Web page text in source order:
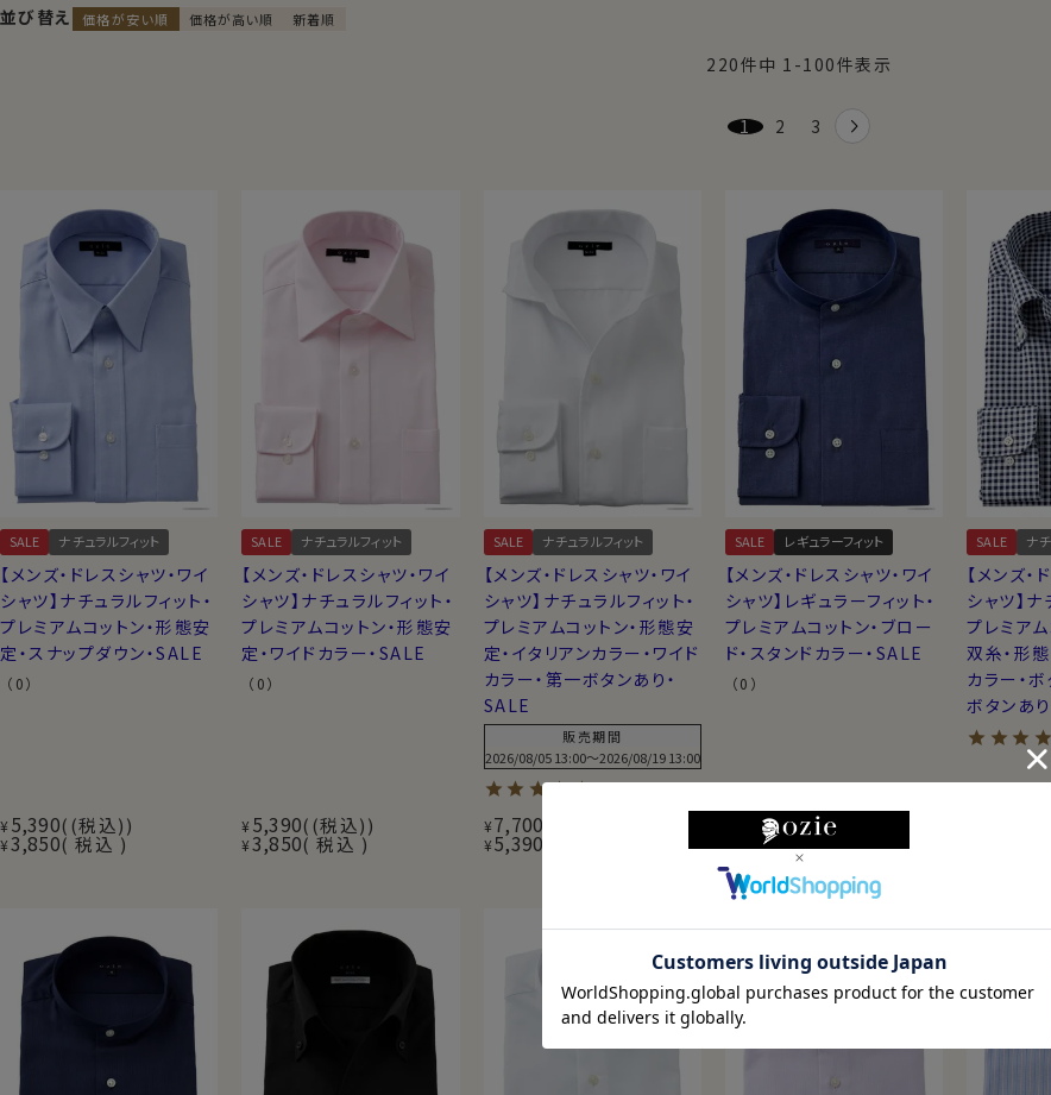
■ 『プレミアムコットン＝超長綿』の代表的なブランド
世界的に評価の高いエジプト綿。その中でも、ナイル川流域のごく一部でしか採れない希少性の高い超長
手間のかかる作業を行ったもの。よりソフトでなめらかな生地に仕上げた最高級綿のシャツは、手放せな
い１枚となることでしょう。
カリビアンコットン
カリブの豊かな自然の中で育てられた超長綿、それがカリビアンコットンです。
しなやかなソフト感、肌ざわり、上品な光沢感はエレガンスそのもの。
その着心地のよさからリピーター続出の人気生地です。
スーピマ綿
綿の育つ気候に最適な乾燥した暑い気候のアメリカ南西部４州（テキサス・ニューメキシコ・アリゾナ・カリ
フォルニア）で採れる超長綿。得に柔軟性や耐久性・発色性にすぐれ、型崩れしにくいのが特徴です。
中国の新疆（しんきょう）ウイグル自治区で採れる超長綿です。 天山山脈の雪解け水と、灼熱の太陽によっ
て鍛えられる新疆綿は、繊維長が超長綿の中でもひときわ長く、上品な光沢・しなやかでソフトな触感をう
みだします。
※正式名称は『超長綿』です。ozieでは、お客様に直感的にわかりやすいように『プレミアムコットン』とよ
店長・柳田のひとことプッシュ！
並び替え 価格が安い順 価格が高い順 新着順
220件中 1 -100件表示
1 2 3
SALE ナチュラルフィット
【メンズ・ドレスシャツ・ワイ
シャツ】ナチュラルフィット・
プレミアムコットン・形態安
定・スナップダウン・SALE
（0）
¥ 5,390 (税込)
¥3,850 税込
SALE ナチュラルフィット
【メンズ・ドレスシャツ・ワイ
シャツ】ナチュラルフィット・
プレミアムコットン・形態安
定・ワイドカラー・SALE
（0）
¥ 5,390 (税込)
¥3,850 税込
SALE ナチュラルフィット
【メンズ・ドレスシャツ・ワイ
シャツ】ナチュラルフィット・
プレミアムコットン・形態安
定・イタリアンカラー・ワイド
カラー・第一ボタンあり・
SALE
販売期間
2026/08/05 13:00〜2026/08/19 13:00
4.50（2）
¥7,700
¥5,390
SALE レギュラーフィット
【メンズ・ドレスシャツ・ワイ
シャツ】レギュラーフィット・
プレミアムコットン・ブロー
ド・スタンドカラー・SALE
（0）
7,700 (税込)
¥5,390 税込
SALE ナ
【メンズ・
シャツ】ナ
プレミア
双糸・形
カラー・
ボタンあ